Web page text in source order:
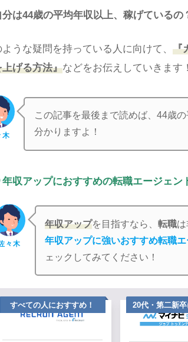
分は44歳の平均年収以上、稼げているの
ような疑問を持っている人に向けて、 『
上げる方法』などをお伝えしていきます！
木
この記事を最後まで読めば、44歳
分かりますよ！
年収アップにおすすめの転職エージェン
々木
年収アップを目指すなら、転職
年収アップに強いおすすめ転職エ
ェックしてみてください！
すべての人におすすめ！ 20代・第二新